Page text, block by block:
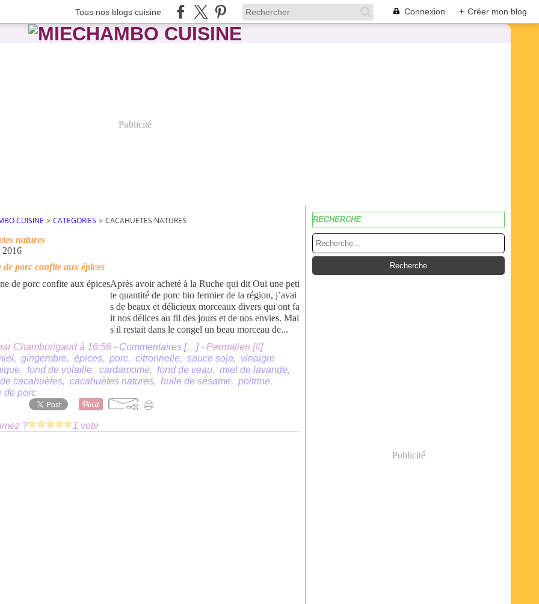
Tous nos blogs cuisine Connexion + Créer mon blog
Publicité
CUISINE > CATEGORIES > CACAHUETES NATURES
natures
2016
de porc confite aux épices
Après avoir acheté à la Ruche qui dit Oui une peti
te quantité de porc bio fermier de la région, j’avai
s de beaux et délicieux morceaux divers qui ont fa
it nos délices au fil des jours et de nos envies. Mai
s il restait dans le congel un beau morceau de...
Chamborigaud à 16:56 - Commentaires […]- Permalien [#]
, gingembre, épices, porc, citronnelle, sauce soja, vinaigre
, fond de volaille, cardamome, fond de veau, miel de lavande,
cacahuètes, cacahuètes natures, huile de sésame, poitrine,
de porc
? 1 vote
RECHERCHE
Publicité